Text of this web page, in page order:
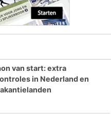
van start: extra
in Nederland en